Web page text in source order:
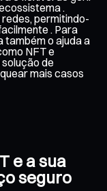
.
permitindo-
. Para
também o ajuda a
NFT e
de
mais casos
e a sua
seguro